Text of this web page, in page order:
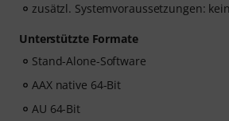
zusätzl. Systemvoraussetzungen:
Unterstützte Formate
Stand-Alone-Software
AAX native 64-Bit
AU 64-Bit